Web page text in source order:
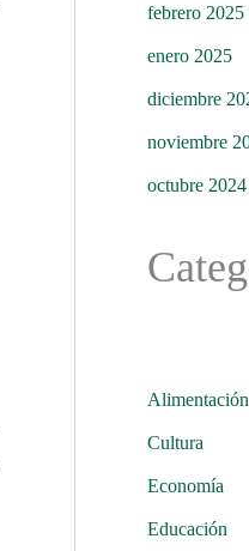
febrero 2025
enero 2025
diciembre
noviembre
octubre 2024
Alimentación
Cultura
Economía
Educación